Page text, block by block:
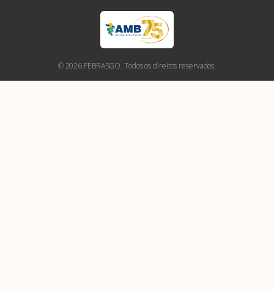
© 2026 FEBRASGO. Todos os direitos reservados.